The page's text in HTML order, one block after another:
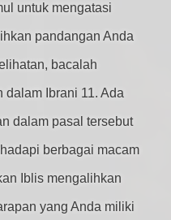
untuk mengatasi
pandangan Anda
bacalah
dalam Ibrani 11. Ada
dalam pasal tersebut
berbagai macam
Iblis mengalihkan
yang Anda miliki